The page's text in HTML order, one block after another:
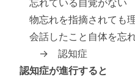
物忘れを指摘されても
会話したこと自体を忘
→ 認知症
認知症が進行すると